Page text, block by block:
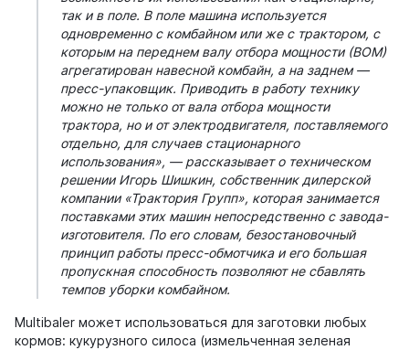
так и в поле. В поле машина используется
одновременно с комбайном или же с трактором, с
которым на переднем валу отбора мощности (ВОМ)
агрегатирован навесной комбайн, а на заднем —
пресс-упаковщик. Приводить в работу технику
можно не только от вала отбора мощности
трактора, но и от электродвигателя, поставляемого
отдельно, для случаев стационарного
использования», — рассказывает о техническом
решении Игорь Шишкин, собственник дилерской
компании «Трактория Групп», которая занимается
поставками этих машин непосредственно с завода-
изготовителя. По его словам, безостановочный
принцип работы пресс-обмотчика и его большая
пропускная способность позволяют не сбавлять
темпов уборки комбайном.
Multibaler может использоваться для заготовки любых
кормов: кукурузного силоса (измельченная зеленая